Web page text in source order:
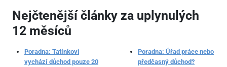
Nejčtenější články za uplynulých
12 měsíců
Poradna: Tatínkovi
vychází důchod pouze 20
Poradna: Úřad práce nebo
předčasný důchod?